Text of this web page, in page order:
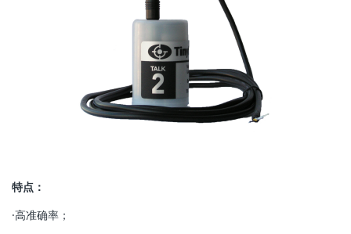
特点：
·高准确率；